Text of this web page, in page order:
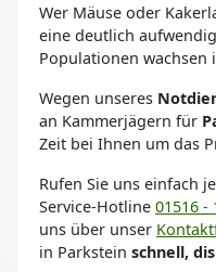
Wer Mäuse oder
eine deutlich
Populationen wachsen
Wegen unseres
an Kammerjägern für
Zeit bei Ihnen um das
Rufen Sie uns einfach
Service-Hotline 01516 -
uns über unser
in Parkstein schnell,